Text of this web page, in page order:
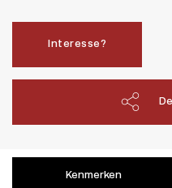
Interesse?
Kenmerken